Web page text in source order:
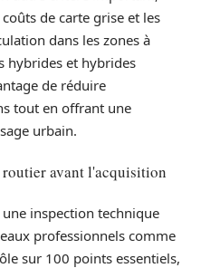
de carte grise et les
dans les zones à
hybrides et hybrides
de réduire
tout en offrant une
urbain.
avant l'acquisition
inspection technique
professionnels comme
sur 100 points essentiels,